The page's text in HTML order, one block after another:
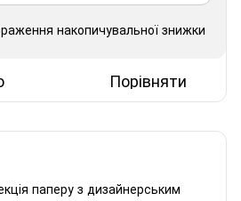
накопичувальної знижки
Порівняти
паперу з дизайнерським